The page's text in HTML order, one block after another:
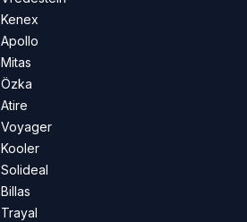
Kenex
Apollo
Mitas
Özka
Atire
Voyager
Kooler
Solideal
Billas
Trayal